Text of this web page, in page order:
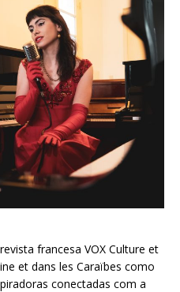
francesa VOX Culture et
et dans les Caraïbes como
conectadas com a